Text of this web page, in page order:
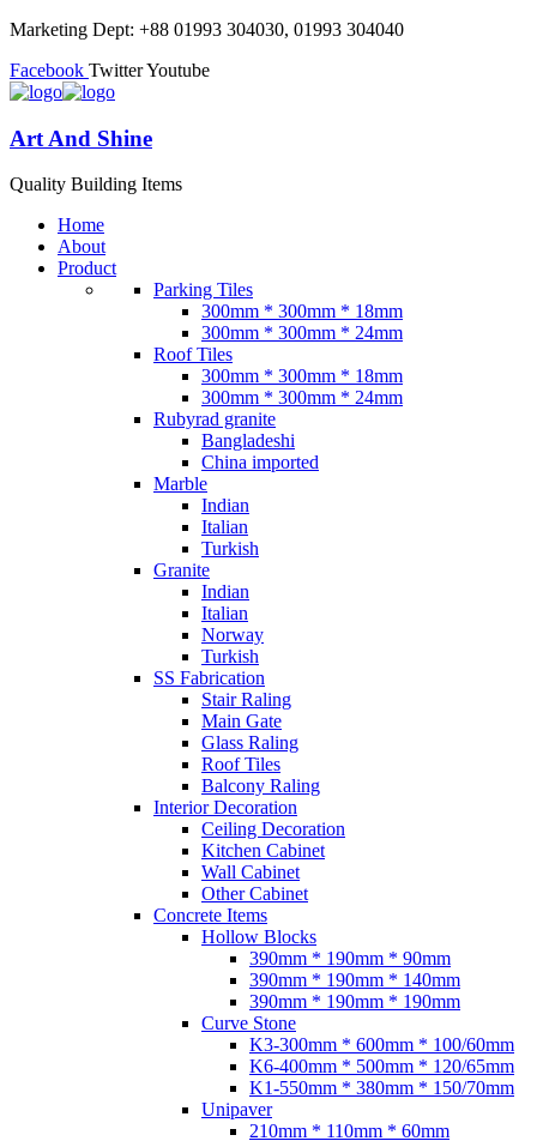
Marketing Dept: +88 01993 304030, 01993 304040
Facebook TwitterYoutube
Art And Shine
Quality Building Items
Home
About
Product
Parking Tiles
300mm * 300mm * 18mm
300mm * 300mm * 24mm
Roof Tiles
300mm * 300mm * 18mm
300mm * 300mm * 24mm
Rubyrad granite
Bangladeshi
China imported
Marble
Indian
Italian
Turkish
Granite
Indian
Italian
Norway
Turkish
SS Fabrication
Stair Raling
Main Gate
Glass Raling
Roof Tiles
Balcony Raling
Interior Decoration
Ceiling Decoration
Kitchen Cabinet
Wall Cabinet
Other Cabinet
Concrete Items
Hollow Blocks
390mm * 190mm * 90mm
390mm * 190mm * 140mm
390mm * 190mm * 190mm
Curve Stone
K3-300mm * 600mm * 100/60mm
K6-400mm * 500mm * 120/65mm
K1-550mm * 380mm * 150/70mm
Unipaver
210mm * 110mm * 60mm